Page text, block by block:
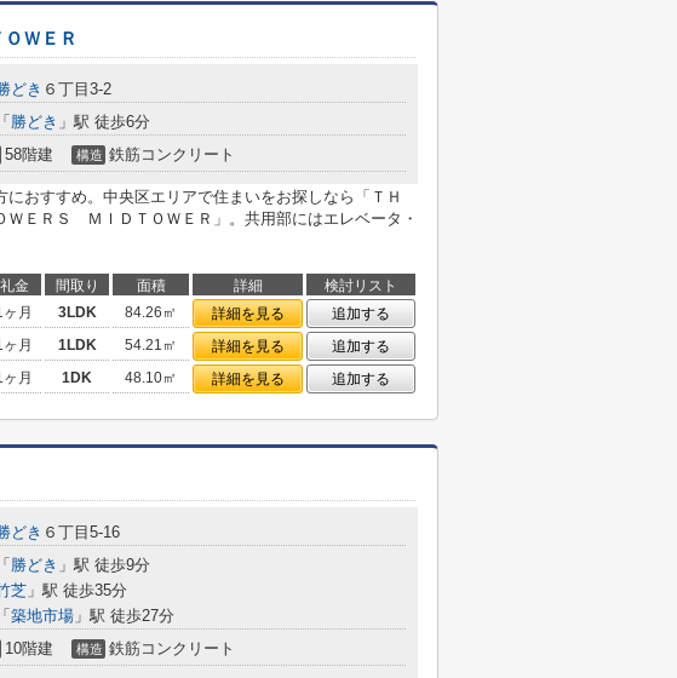
ＷＥＲ
どき ６丁目3-2
「 勝どき 」駅 徒歩6分
58階建 構造 鉄筋コンクリート
におすすめ。中央区エリアで住まいをお探しなら「ＴＨ
ＥＲＳ ＭＩＤＴＯＷＥＲ」。共用部にはエレベータ・
礼金 間取り 面積 詳細
検討リスト
ヶ月 3LDK 84.26㎡ 詳細を見る
追加する
ヶ月 1LDK 54.21㎡ 詳細を見る
追加する
ヶ月 1DK 48.10㎡ 詳細を見る 追加する
どき ６丁目5-16
「 勝どき 」駅 徒歩9分
芝 」駅 徒歩35分
「 築地市場 」駅 徒歩27分
10階建 構造 鉄筋コンクリート